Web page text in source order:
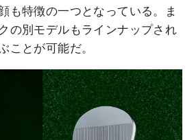
も特徴の一つとなっている。ま
の別モデルもラインナップされ
ことが可能だ。